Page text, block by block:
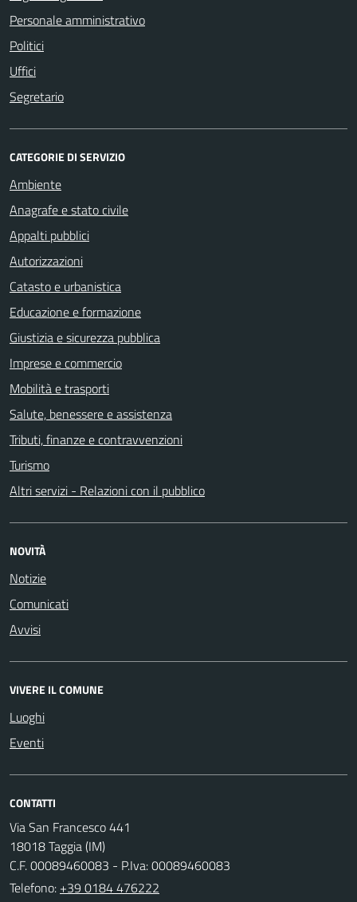
Personale amministrativo
Politici
Uffici
Segretario
CATEGORIE DI SERVIZIO
Ambiente
Anagrafe e stato civile
Appalti pubblici
Autorizzazioni
Catasto e urbanistica
Educazione e formazione
Giustizia e sicurezza pubblica
Imprese e commercio
Mobilità e trasporti
Salute, benessere e assistenza
Tributi, finanze e contravvenzioni
Turismo
Altri servizi - Relazioni con il pubblico
NOVITÀ
Notizie
Comunicati
Avvisi
VIVERE IL COMUNE
Luoghi
Eventi
CONTATTI
Via San Francesco 441
18018 Taggia (IM)
C.F. 00089460083 - P.Iva: 00089460083
Telefono: +39 0184 476222